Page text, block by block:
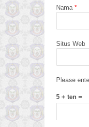
Nama *
Situs Web
Please
5 + ten =